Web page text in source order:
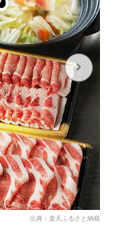
出典：楽天ふるさと納税